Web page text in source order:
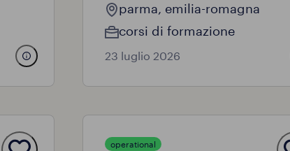
parma, emilia-romagna
corsi di formazione
23 luglio 2026
operational